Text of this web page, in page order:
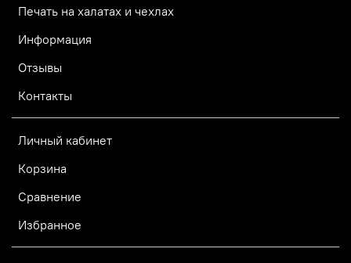
Печать на халатах и чехлах
Информация
Отзывы
Контакты
Личный кабинет
Корзина
Сравнение
Избранное